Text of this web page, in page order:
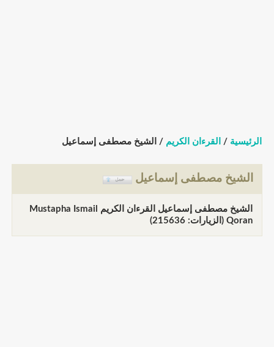
الرئيسية / القرءان الكريم / الشيخ مصطفى إسماعيل
الشيخ مصطفى إسماعيل
الشيخ مصطفى إسماعيل القرءان الكريم Mustapha Ismail
Qoran (الزيارات: 215636)